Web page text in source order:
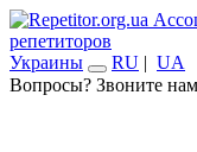
репетиторов
Украины
RU | UA
Вопросы? Звоните